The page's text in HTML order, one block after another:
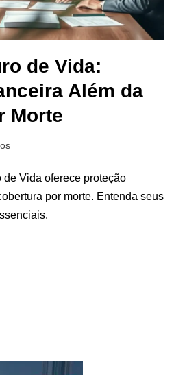
de Vida:
Além da
Morte
de Vida oferece proteção
por morte. Entenda seus